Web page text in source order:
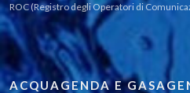
ROC (Registro degli Operatori di
ACQUAGENDA E